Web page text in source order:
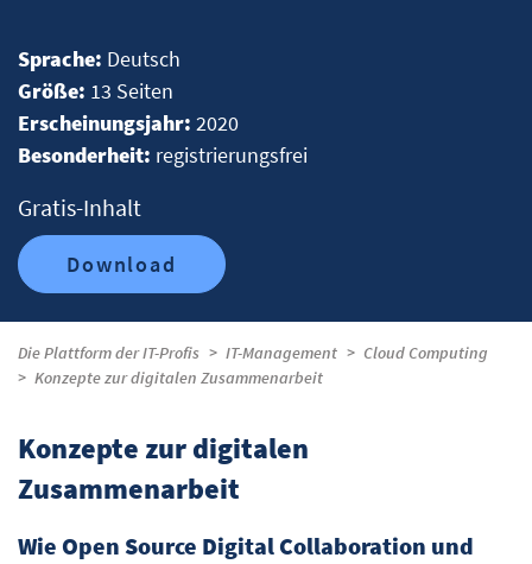
Sprache: Deutsch
Größe: 13 Seiten
Erscheinungsjahr: 2020
Besonderheit: registrierungsfrei
Gratis-Inhalt
Download
Die Plattform der IT-Profis IT-Management
Cloud Computing
Konzepte zur digitalen Zusammenarbeit
Konzepte zur digitalen
Zusammenarbeit
Wie Open Source Digital Collaboration und